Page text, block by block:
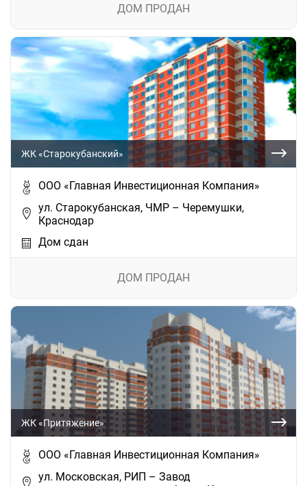
ДОМ ПРОДАН
ЖК «Старокубанский»
ООО «Главная Инвестиционная Компания»
ул. Старокубанская, ЧМР – Черемушки,
Краснодар
Дом сдан
ДОМ ПРОДАН
ЖК «Притяжение»
ООО «Главная Инвестиционная Компания»
ул. Московская, РИП – Завод